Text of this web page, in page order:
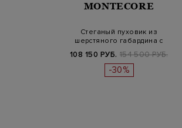
MONTECORE
Стеганый пуховик из
шерстяного габардина с
потайной ку…
108 150 РУБ. 154 500 РУБ.
-30%